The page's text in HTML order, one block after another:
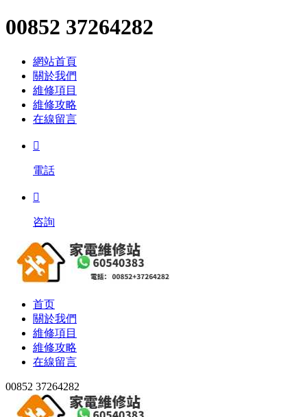
00852 37264282
網站首頁
關於我們
維修項目
維修攻略
在線留言

電話

咨詢
首页
關於我們
維修項目
維修攻略
在線留言
00852 37264282